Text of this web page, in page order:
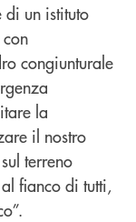
un istituto
congiunturale
la
il nostro
terreno
fianco di tutti,